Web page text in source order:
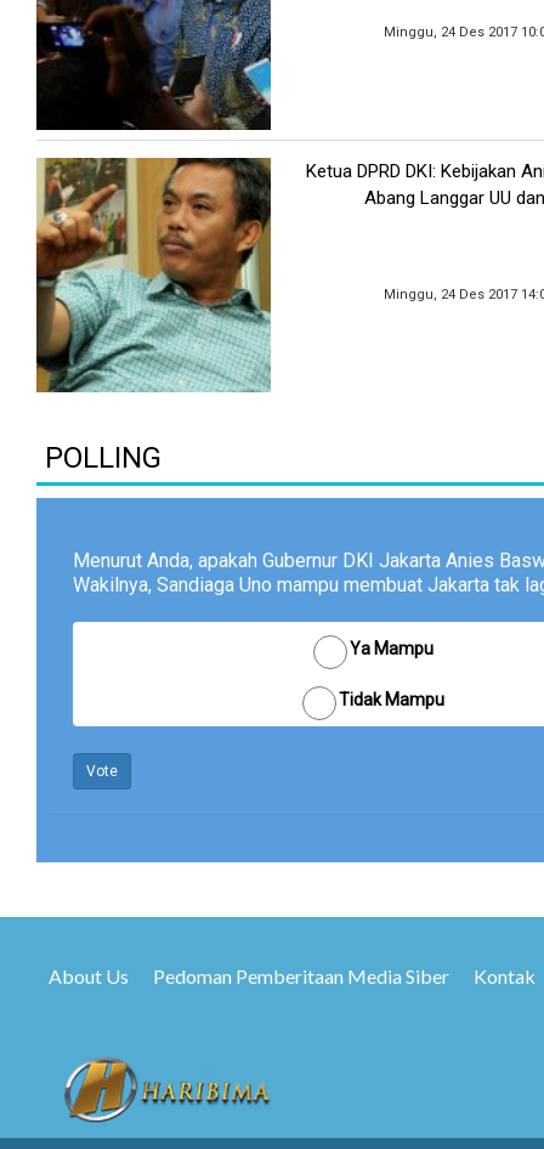
Minggu, 24 Des 2017
Ketua DPRD DKI: Kebijakan
Abang Langgar UU
Minggu, 24 Des 2017
POLLING
Menurut Anda, apakah Gubernur DKI Jakarta Anies
Wakilnya, Sandiaga Uno mampu membuat Jakarta tak
Ya Mampu
Tidak Mampu
Vote
About Us Pedoman Pemberitaan Media Siber Kontak